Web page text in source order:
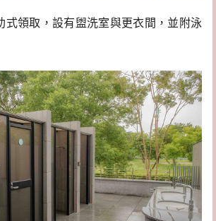
式領取，設有盥洗室與更衣間，並附泳